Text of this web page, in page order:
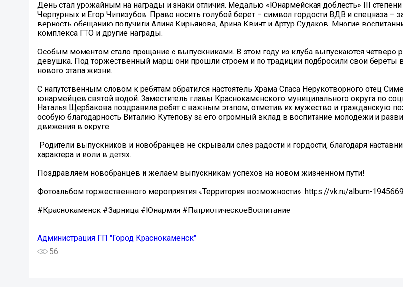
День стал урожайным на награды и знаки отличия. Медалью «Юнармейская доблесть» III
Черпурных и Егор Чипизубов. Право носить голубой берет – символ гордости ВДВ и спецназа –
верность обещанию получили Алина Кирьянова, Арина Квинт и Артур Судаков. Многие
комплекса ГТО и другие награды.
Особым моментом стало прощание с выпускниками. В этом году из клуба выпускаются четверо
девушка. Под торжественный марш они прошли строем и по традиции подбросили свои береты
нового этапа жизни.
С напутственным словом к ребятам обратился настоятель Храма Спаса Нерукотворного отец
юнармейцев святой водой. Заместитель главы Краснокаменского муниципального округа по
Наталья Щербакова поздравила ребят с важным этапом, отметив их мужество и гражданскую
особую благодарность Виталию Кутепову за его огромный вклад в воспитание молодёжи и
движения в округе.
Родители выпускников и новобранцев не скрывали слёз радости и гордости, благодаря
характера и воли в детях.
Поздравляем новобранцев и желаем выпускникам успехов на новом жизненном пути!
Фотоальбом торжественного мероприятия «Территория возможности»: https://vk.ru/album-
#Краснокаменск #Зарница #Юнармия #ПатриотическоеВоспитание
Администрация ГП "Город Краснокаменск"
56